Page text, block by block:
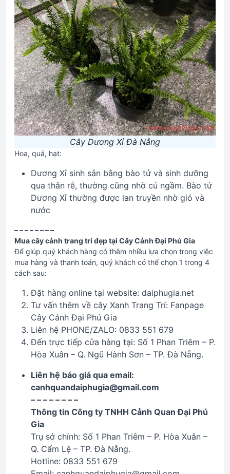
Cây Dương Xỉ Đà Nẵng
Hoa, quả, hạt:
Dương Xỉ sinh sản bằng bào tử và sinh dưỡng
qua thân rễ, thường cũng nhờ củ ngầm. Bào tử
Dương Xỉ thường được lan truyền nhờ gió và
nước
– – – – – – – –
Mua cây cảnh trang trí đẹp tại Cây Cảnh Đại Phú Gia
Để giúp quý khách hàng có thêm nhiều lựa chọn trong việc
mua hàng và thanh toán, quý khách có thể chọn 1 trong 4
cách sau:
Đặt hàng online tại website: daiphugia.net
Tư vấn thêm về cây Xanh Trang Trí: Fanpage
Cây Cảnh Đại Phú Gia
Liên hệ PHONE/ZALO: 0833 551 679
Đến trực tiếp cửa hàng tại: Số 1 Phan Triêm – P.
Hòa Xuân – Q. Ngũ Hành Sơn – TP. Đà Nẵng.
Liên hệ báo giá qua email:
canhquandaiphugia@gmail.com
– – – – – – – –
Thông tin Công ty TNHH Cảnh Quan Đại Phú
Gia
Trụ sở chính: Số 1 Phan Triêm – P. Hòa Xuân –
Q. Cẩm Lệ – TP. Đà Nẵng.
Hotline: 0833 551 679